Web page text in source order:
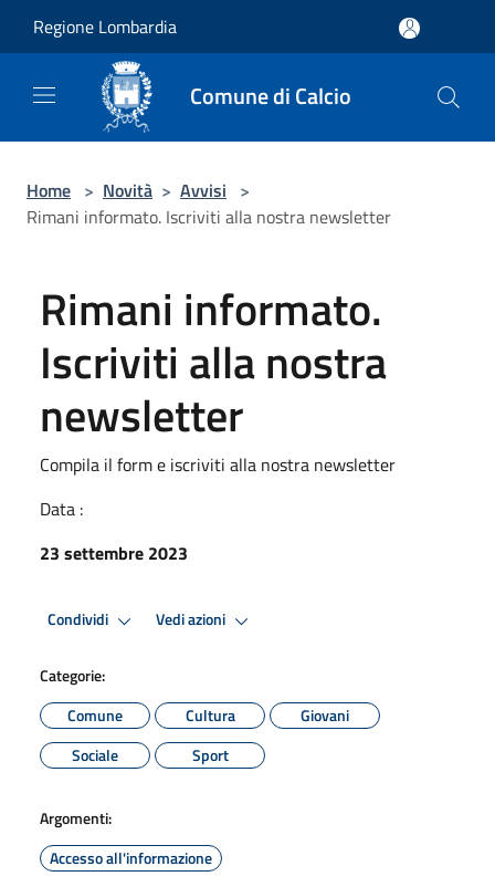
Regione Lombardia
Comune di Calcio
Home > Novità > Avvisi >
Rimani informato. Iscriviti alla nostra newsletter
Rimani informato.
Iscriviti alla nostra
newsletter
Compila il form e iscriviti alla nostra newsletter
Data :
23 settembre 2023
Condividi Vedi azioni
Categorie:
Comune
Cultura
Giovani
Sociale
Sport
Argomenti:
Accesso all'informazione